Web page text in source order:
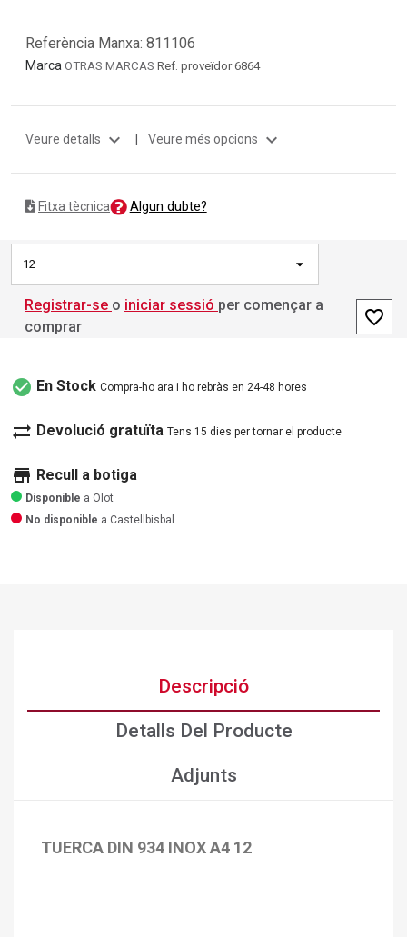
Referència Manxa: 811106
Marca OTRAS MARCAS Ref. proveïdor 6864
Veure detalls expand_more | Veure més opcions expand_more
Fitxa tècnica Algun dubte?
12
Registrar-se o iniciar sessió per començar a
comprar
favorite_border
check_circle En Stock Compra-ho ara i ho rebràs en 24-48 hores
sync_alt Devolució gratuïta Tens 15 dies per tornar el producte
store Recull a botiga
Disponible a Olot
No disponible a Castellbisbal
Descripció
Detalls Del Producte
Adjunts
TUERCA DIN 934 INOX A4 12